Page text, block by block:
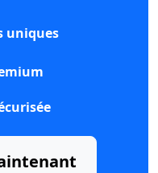
uniques